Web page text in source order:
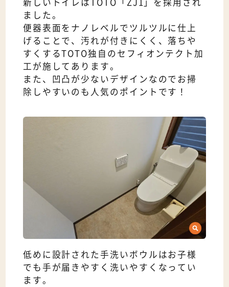
ました。
便器表面をナノレベルでツルツルに仕上
げることで、汚れが付きにくく、落ちや
すくするTOTO独自のセフィオンテクト加
工が施してあります。
また、凹凸が少ないデザインなのでお掃
除しやすいのも人気のポイントです！
低めに設計された手洗いボウルはお子様
でも手が届きやすく洗いやすくなってい
ます。